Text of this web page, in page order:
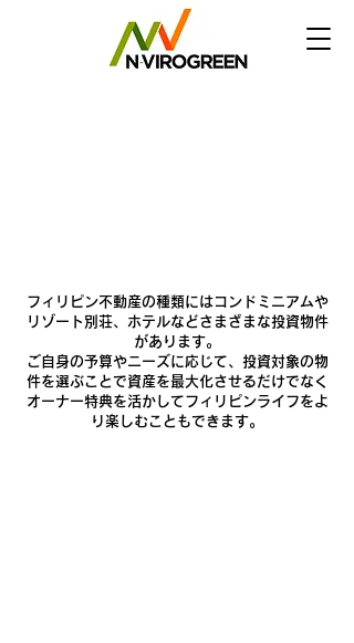
フィリピン不動産の種類にはコンドミニアムや
リゾート別荘、ホテルなどさまざまな投資物件
があります。
​ご自身の予算やニーズに応じて、投資対象の物
件を選ぶことで資産を最大化させるだけでなく
オーナー特典を活かしてフィリピンライフをよ
り楽しむこともできます。